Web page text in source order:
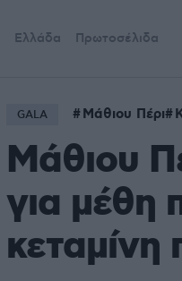
Ελλάδα Πρωτοσέλιδα
GALA Μάθιου Πέρι
Μάθιου
για μέθη
κεταμίνη